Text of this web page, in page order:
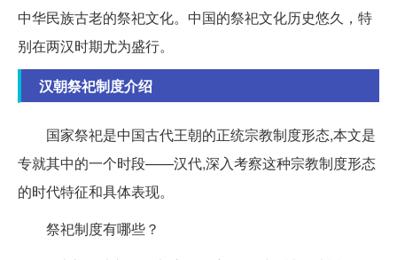
中华民族古老的祭祀文化。中国的祭祀文化历史悠久，特
别在两汉时期尤为盛行。
汉朝祭祀制度介绍
国家祭祀是中国古代王朝的正统宗教制度形态,本文是
专就其中的一个时段——汉代,深入考察这种宗教制度形态
的时代特征和具体表现。
祭祀制度有哪些？